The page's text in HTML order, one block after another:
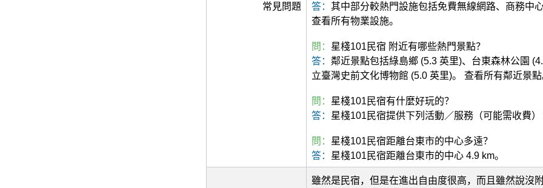
常見問題
答： 其中部分較熱門設施包括免費無線網路、商務中
查看所有物業設施。
問： 星棧101民宿 附近有哪些熱門景點？
答： 鄰近景點包括綠島鄉 (5.3 英里)、台東森林公園
立臺灣史前文化博物館 (5.0 英里)。 查看所有鄰近景點
問： 星棧101民宿有什麼好玩的？
答： 星棧101民宿提供下列活動／服務（可能需收費
問： 星棧101民宿距離台東市的中心多遠？
答： 星棧101民宿距離台東市的中心 4.9 km。
雖然是民宿，但是在進出自由度很高，而且雖然說沒